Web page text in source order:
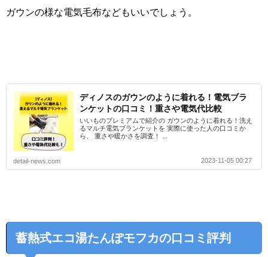
ガウンの様な電気毛布などもいいでしょう。
ディノスのガウンのように着れる！電気ブラ
ンケットの口コミ！重さや電気代比較
いいものプレミアムで紹介の ガウンのように着れる！洗え
るマルチ電気ブランケットを 実際に使った人の口コミか
ら、 重さや暖かさを調査！ ...
detail-news.com 2023-11-05 00:27
蓄熱式エコ湯たんぽモフカの口コミ評判